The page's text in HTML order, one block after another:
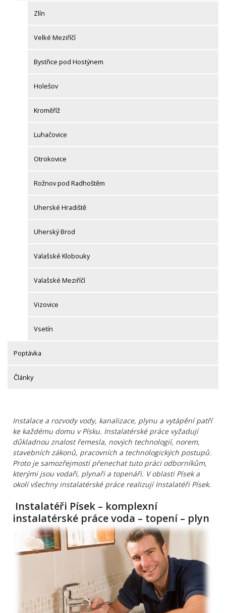
Zlín
Velké Meziříčí
Bystřice pod Hostýnem
Holešov
Kroměříž
Luhačovice
Otrokovice
Rožnov pod Radhoštěm
Uherské Hradiště
Uherský Brod
Valašské Klobouky
Valašské Meziříčí
Vizovice
Vsetín
Poptávka
Články
Instalace a rozvody vody, kanalizace, plynu a vytápění patří
ke každému domu v Písku. Instalatérské práce vyžadují
důkladnou znalost řemesla, nových technologií, norem,
stavebních zákonů, pracovních a technologických postupů.
Proto je samozřejmostí přenechat tuto práci odborníkům,
kterými jsou vodaři, plynaři a topenáři. V oblasti Písek a
okolí všechny instalatérské práce realizují Instalatéři Písek.
Instalatéři Písek – komplexní
instalatérské práce voda – topení – plyn